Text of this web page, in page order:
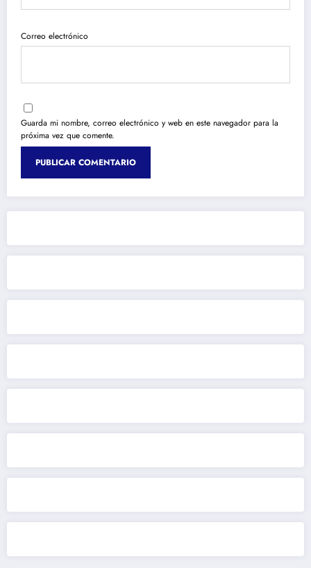
Correo electrónico
Guarda mi nombre, correo electrónico y web en este navegador para la
próxima vez que comente.